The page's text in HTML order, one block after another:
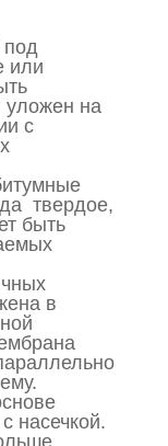
под
или
уложен на
с
твердое,
быть
в
насечкой.